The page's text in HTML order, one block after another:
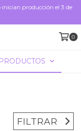
inician producción el 3 de
0
PRODUCTOS
FILTRAR